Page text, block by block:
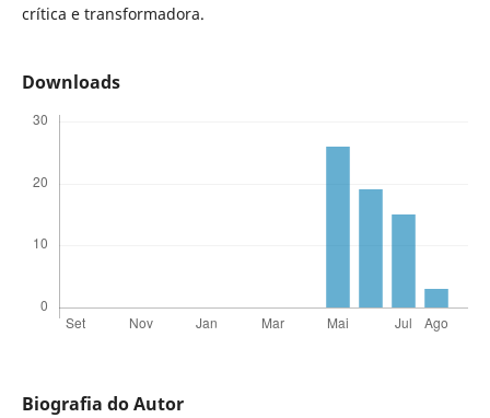
crítica e transformadora.
Downloads
Biografia do Autor